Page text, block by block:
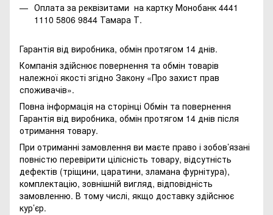
Оплата за реквізитами на картку Монобанк 4441
1110 5806 9844 Тамара Т.
Гарантія від виробника, обмін протягом 14 днів.
Компанія здійснює повернення та обмін товарів
належної якості згідно Закону «Про захист прав
споживачів».
Повна інформація на сторінці Обмін та повернення
Гарантія від виробника, обмін протягом 14 днів після
отримання товару.
При отриманні замовлення ви маєте право і зобов’язані
повністю перевірити цілісність товару, відсутність
дефектів (тріщини, царатини, зламана фурнітура),
комплектацію, зовнішній вигляд, відповідність
замовленню. В тому числі, якщо доставку здійснює
кур’єр.